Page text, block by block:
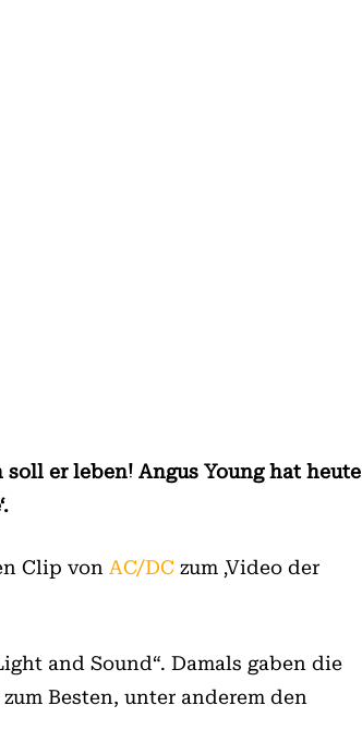
soll er leben! Angus Young hat heute
Clip von AC/DC zum ‚Video der
and Sound“. Damals gaben die
Besten, unter anderem den